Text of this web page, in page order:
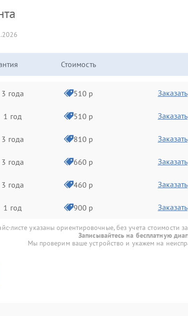
Стоимость
3 года 510 р Заказать
1 год 510 р Заказать
3 года 810 р Заказать
3 года 660 р Заказать
3 года 460 р Заказать
1 год 900 р Заказать
листе указаны ориентировочные, без учета стоимости
Записывайтесь на бесплатную
Мы проверим ваше устройство и укажем на